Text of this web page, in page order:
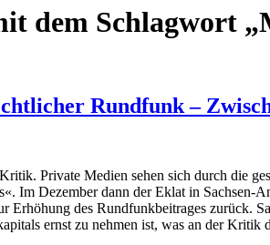
dem Schlagwort
Rundfunk –
Private Medien sehen sich durch die
Im Dezember dann der Eklat in
Erhöhung des Rundfunkbeitrages zurück.
ernst zu nehmen ist, was an der